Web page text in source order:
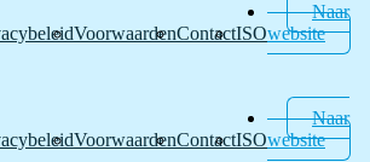
VoorwaardenContactISO
Naar
website
VoorwaardenContactISO
Naar
website